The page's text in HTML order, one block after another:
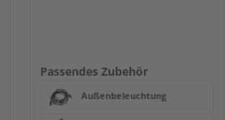
Passendes Zubehör
Außenbeleuchtung